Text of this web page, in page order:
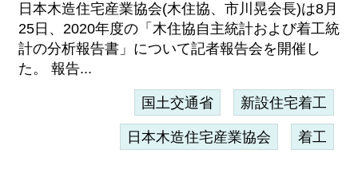
日本木造住宅産業協会(木住協、市川晃会長)は8月
25日、2020年度の「木住協自主統計および着工統
計の分析報告書」について記者報告会を開催し
た。 報告...
国土交通省 新設住宅着工
日本木造住宅産業協会 着工